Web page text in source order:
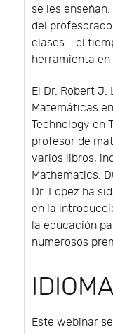
se les
del
clases - el
herramienta
El Dr. Robert
Matemáticas
Technology en
profesor de
varios libros,
Mathematics.
Dr. Lopez ha
en la
la educación
numerosos
IDIOMA
Este webinar